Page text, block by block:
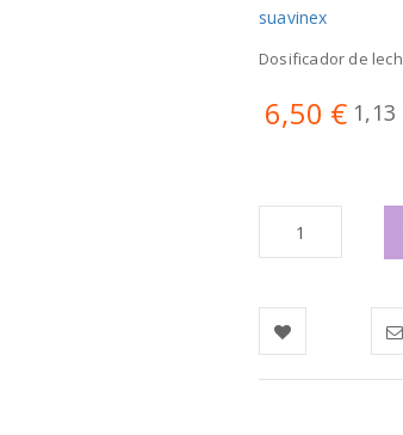
suavinex
Dosificador de
6,50 € 1,13